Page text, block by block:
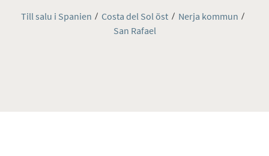
Till salu i Spanien Costa del Sol öst
Nerja kommun
San Rafael